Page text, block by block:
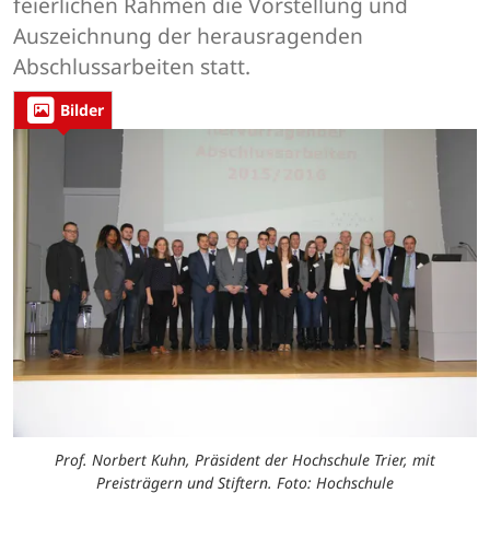
Auszeichnung der herausragenden
Abschlussarbeiten statt.
Bilder
Prof. Norbert Kuhn, Präsident der Hochschule Trier, mit
Preisträgern und Stiftern. Foto: Hochschule